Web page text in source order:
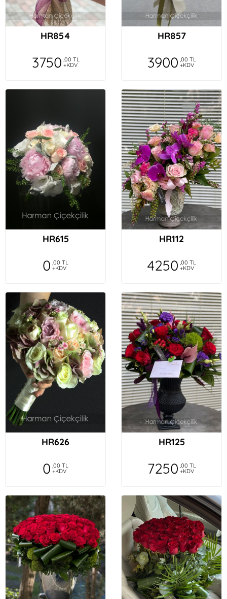
HR854
3750 ,00 TL
+KDV
HR857
3900 ,00 TL
+KDV
HR615
0 ,00 TL
+KDV
HR112
4250 ,00 TL
+KDV
HR626
0 ,00 TL
+KDV
HR125
7250 ,00 TL
+KDV